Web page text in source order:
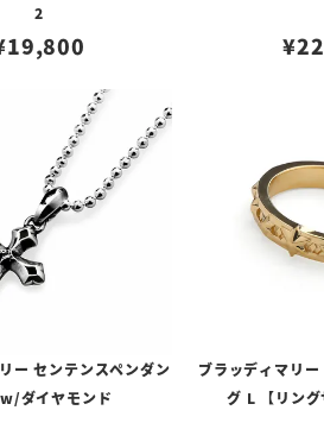
2
19,800 ¥
ー センテンスペンダン
ダイヤモンド
ブラッディマリ
グ L 【リング